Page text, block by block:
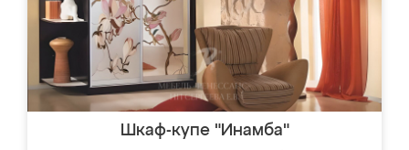
Шкаф-купе "Инамба"